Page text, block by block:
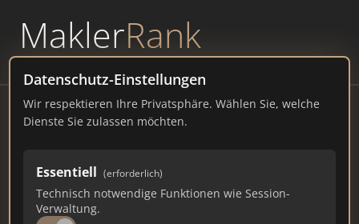
MaklerRank
powered byWAVEPOINT
Datenschutz-Einstellungen
Wir respektieren Ihre Privatsphäre. Wählen Sie, welche
Dienste Sie zulassen möchten.
Essentiell (erforderlich)
Technisch notwendige Funktionen wie Session-
Verwaltung.
Goldberg-Immobilien Sangerhausen
Sangerhausen
goldberg-immobilien-sangerhausen.de